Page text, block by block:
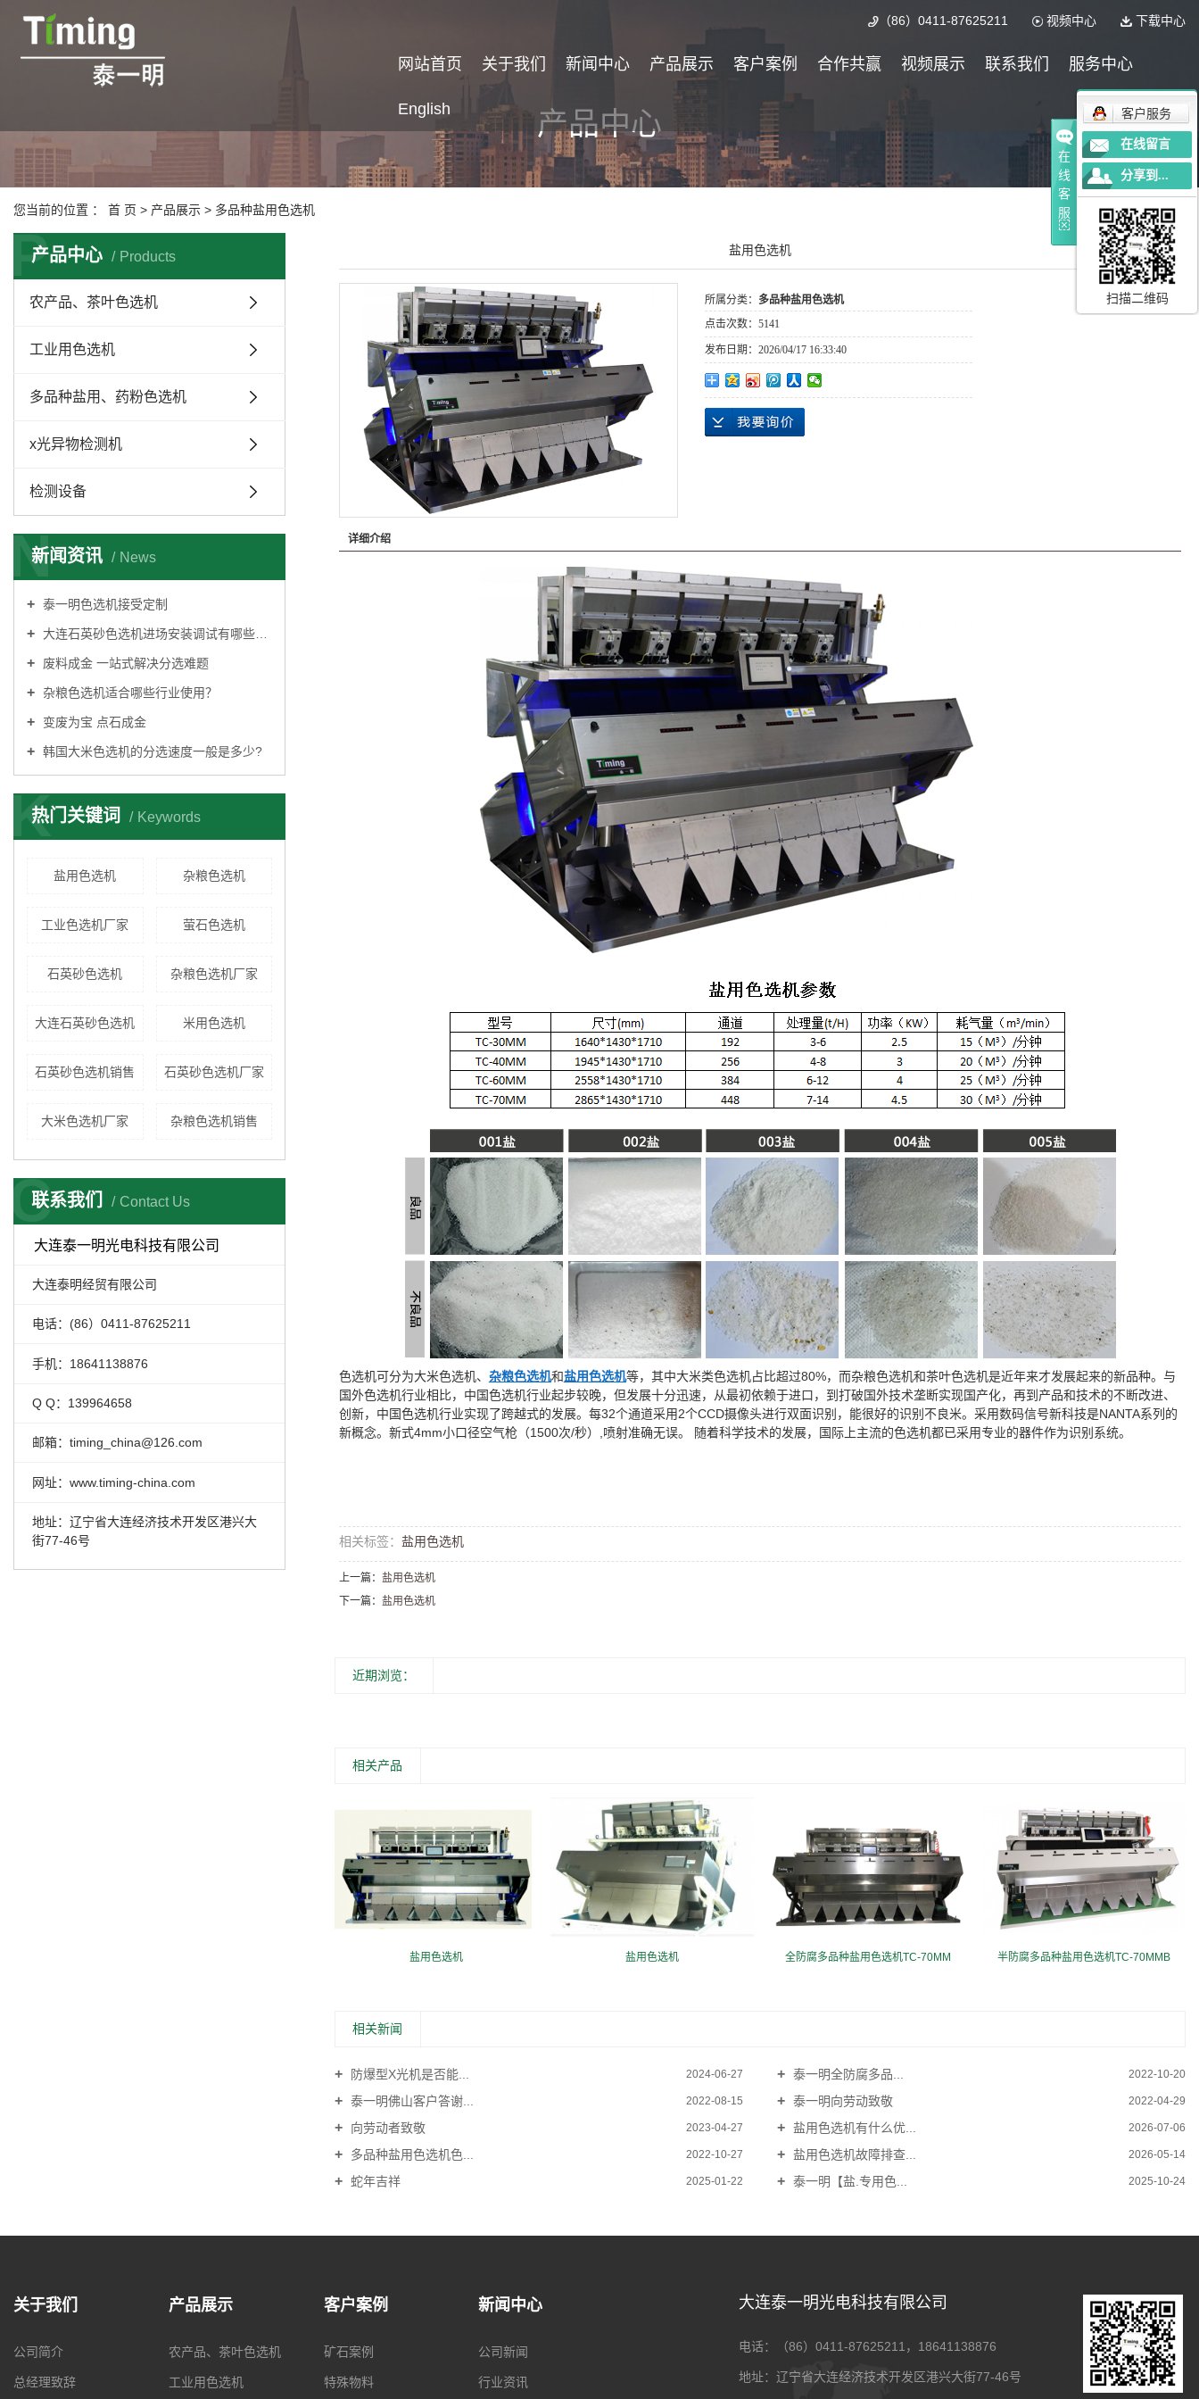
下载中心
视频中心
（86）0411-87625211
网站首页 关于我们 新闻中心 产品展示 客户案例 合作共赢 视频展示 联系我们 服务中心
English 产品中心
您当前的位置 ： 首 页 > 产品展示 > 多品种盐用色选机
产品中心 Products
P
农产品、茶叶色选机
工业用色选机
多品种盐用、药粉色选机
x光异物检测机
检测设备
新闻资讯 News
N
泰一明色选机接受定制
大连石英砂色选机进场安装调试有哪些条件?
废料成金 一站式解决分选难题
杂粮色选机适合哪些行业使用？
变废为宝 点石成金
韩国大米色选机的分选速度一般是多少?
热门关键词 Keywords
K
盐用色选机 杂粮色选机
工业色选机厂家 萤石色选机
石英砂色选机 杂粮色选机厂家
大连石英砂色选机 米用色选机
石英砂色选机销售 石英砂色选机厂家
大米色选机厂家 杂粮色选机销售
联系我们 Contact Us
C
大连泰一明光电科技有限公司
大连泰明经贸有限公司
电话：(86）0411-87625211
手机：18641138876
Q Q：139964658
邮箱：timing_china@126.com
网址：www.timing-china.com
地址：辽宁省大连经济技术开发区港兴大
街77-46号
盐用色选机
所属分类： 多品种盐用色选机
点击次数： 5141
发布日期： 2026/04/17 16:33:40
详细介绍
色选机可分为大米色选机、 杂粮色选机和盐用色选机等，其中大米类色选机占比超过80%，而杂粮色选机和茶叶色选机是近年来才发展起来的新品种。与
国外色选机行业相比，中国色选机行业起步较晚，但发展十分迅速，从最初依赖于进口，到打破国外技术垄断实现国产化，再到产品和技术的不断改进、
创新，中国色选机行业实现了跨越式的发展。每32个通道采用2个CCD摄像头进行双面识别，能很好的识别不良米。采用数码信号新科技是NANTA系列的
新概念。新式4mm小口径空气枪（1500次/秒）,喷射准确无误。 随着科学技术的发展，国际上主流的色选机都已采用专业的器件作为识别系统。
相关标签： 盐用色选机
上一篇： 盐用色选机
下一篇： 盐用色选机
近期浏览：
相关产品
盐用色选机 盐用色选机 全防腐多品种盐用色选机TC-70MM 半防腐多品种盐用色选机TC-70MMB
相关新闻
防爆型X光机是否能... 2024-06-27 泰一明​全防腐多品... 2022-10-20
泰一明佛山客户答谢... 2022-08-15 泰一明向劳动致敬 2022-04-29
向劳动者致敬 2023-04-27 盐用色选机有什么优... 2026-07-06
多品种盐用色选机色... 2022-10-27 盐用色选机故障排查... 2026-05-14
蛇年吉祥 2025-01-22 泰一明【盐.专用色... 2025-10-24
关于我们
公司简介
总经理致辞
产品展示
农产品、茶叶色选机
工业用色选机
客户案例
矿石案例
特殊物料
新闻中心
公司新闻
行业资讯
大连泰一明光电科技有限公司
电话：（86）0411-87625211，18641138876
地址：辽宁省大连经济技术开发区港兴大街77-46号
在
线
客
服
客户服务
在线留言
分享到...
扫描二维码